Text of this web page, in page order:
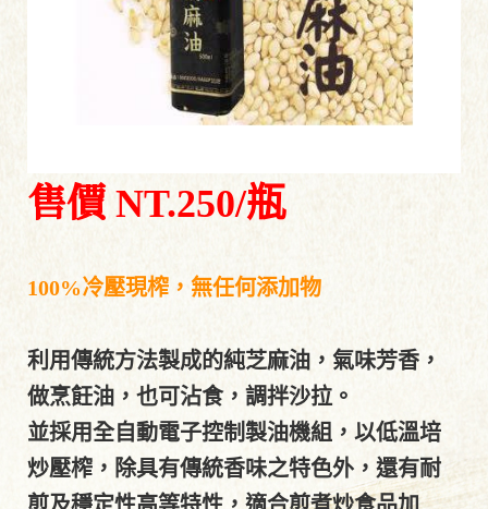
售價 NT.250/瓶
100%冷壓現榨，無任何添加物
利用傳統方法製成的純芝麻油，氣味芳香，
做烹飪油，也可沾食，調拌沙拉。
並採用全自動電子控制製油機組，以低溫培
炒壓榨， 除具有傳統香味之特色外，還有耐